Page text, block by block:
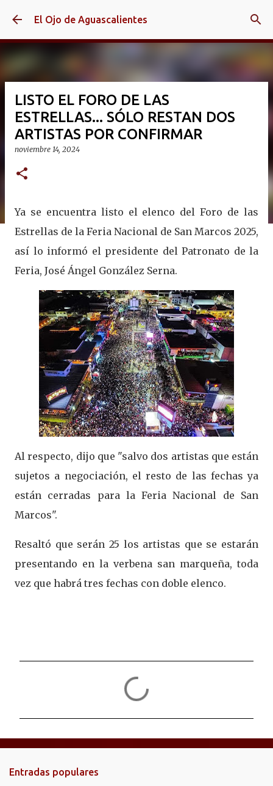
Ir al contenido principal
El Ojo de Aguascalientes
LISTO EL FORO DE LAS
ESTRELLAS... SÓLO RESTAN DOS
ARTISTAS POR CONFIRMAR
noviembre 14, 2024
Ya se encuentra listo el elenco del Foro de las
Estrellas de la Feria Nacional de San Marcos 2025,
así lo informó el presidente del Patronato de la
Feria, José Ángel González Serna.
Al respecto, dijo que "salvo dos artistas que están
sujetos a negociación, el resto de las fechas ya
están cerradas para la Feria Nacional de San
Marcos".
Resaltó que serán 25 los artistas que se estarán
presentando en la verbena san marqueña, toda
vez que habrá tres fechas con doble elenco.
n
t
Entradas populares